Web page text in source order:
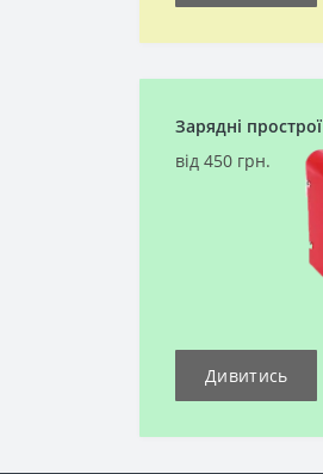
Зарядні прострої
від 450 грн.
Дивитись